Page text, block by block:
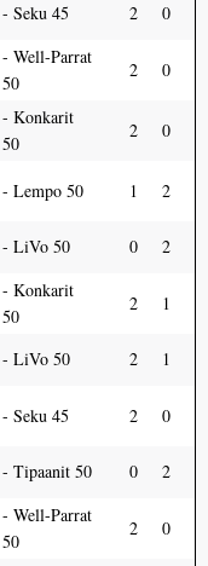
Seku 45 2 0
Well-Parrat
50
2 0
Konkarit
50
2 0
Lempo 50 1 2
LiVo 50 0 2
Konkarit
50
2 1
LiVo 50 2 1
Seku 45 2 0
Tipaanit 50 0 2
Well-Parrat
50
2 0